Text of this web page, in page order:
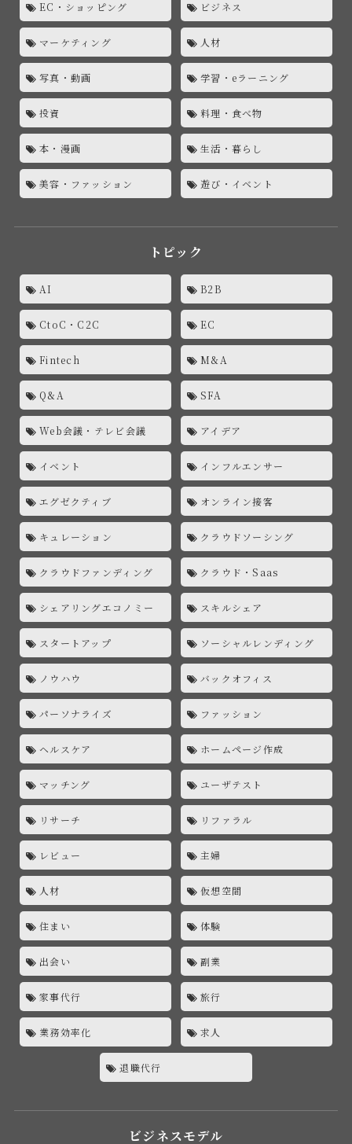
EC・ショッピング ビジネス
マーケティング 人材
写真・動画 学習・eラーニング
投資 料理・食べ物
本・漫画 生活・暮らし
美容・ファッション 遊び・イベント
トピック
AI B2B
CtoC・C2C EC
Fintech M&A
Q&A SFA
Web会議・テレビ会議 アイデア
イベント インフルエンサー
エグゼクティブ オンライン接客
キュレーション クラウドソーシング
クラウドファンディング クラウド・Saas
シェアリングエコノミー スキルシェア
スタートアップ ソーシャルレンディング
ノウハウ バックオフィス
パーソナライズ ファッション
ヘルスケア ホームページ作成
マッチング ユーザテスト
リサーチ リファラル
レビュー 主婦
人材 仮想空間
住まい 体験
出会い 副業
家事代行 旅行
業務効率化 求人
退職代行
ビジネスモデル